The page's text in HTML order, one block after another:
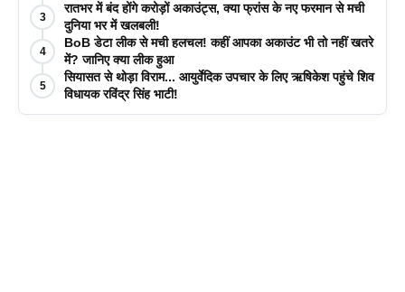
3
रातभर में बंद होंगे करोड़ों अकाउंट्स, क्या फ्रांस के नए फरमान से मची
दुनिया भर में खलबली!
4
BoB डेटा लीक से मची हलचल! कहीं आपका अकाउंट भी तो नहीं खतरे
में? जानिए क्या लीक हुआ
5
सियासत से थोड़ा विराम... आयुर्वेदिक उपचार के लिए ऋषिकेश पहुंचे शिव
विधायक रविंद्र सिंह भाटी!